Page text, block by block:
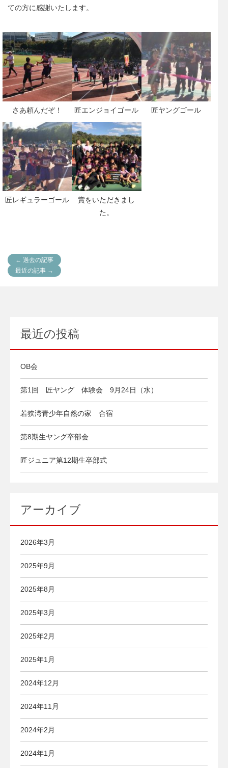
ての方に感謝いたします。
さあ頼んだぞ！ 匠エンジョイゴール 匠ヤングゴール
匠レギュラーゴール
賞をいただきまし
た。
← 過去の記事
最近の記事 →
最近の投稿
OB会
第1回 匠ヤング 体験会 9月24日（水）
若狭湾青少年自然の家 合宿
第8期生ヤング卒部会
匠ジュニア第12期生卒部式
アーカイブ
2026年3月
2025年9月
2025年8月
2025年3月
2025年2月
2025年1月
2024年12月
2024年11月
2024年2月
2024年1月